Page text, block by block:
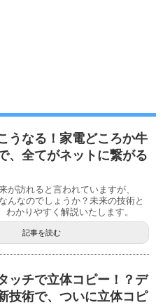
うなる！家電どころか牛
、全てがネットに繋がる
が訪れると言われていますが、
んなのでしょうか？未来の技術と
わかりやすく解説いたします。
記事を読む
ッチで立体コピー！？デ
技術で、ついに立体コピ